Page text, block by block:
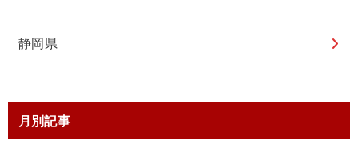
静岡県
月別記事